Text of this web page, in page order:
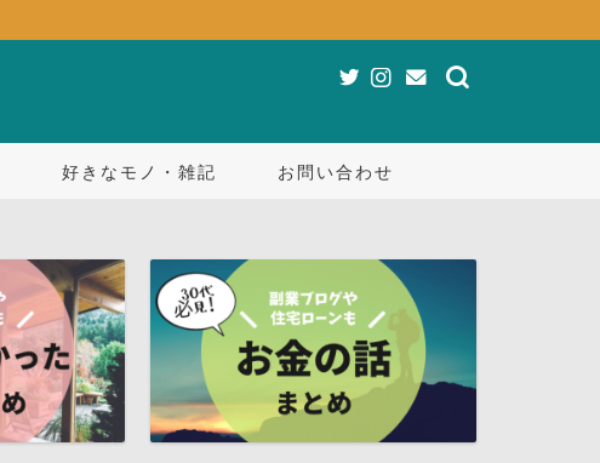
好きなモノ・雑記 お問い合わせ